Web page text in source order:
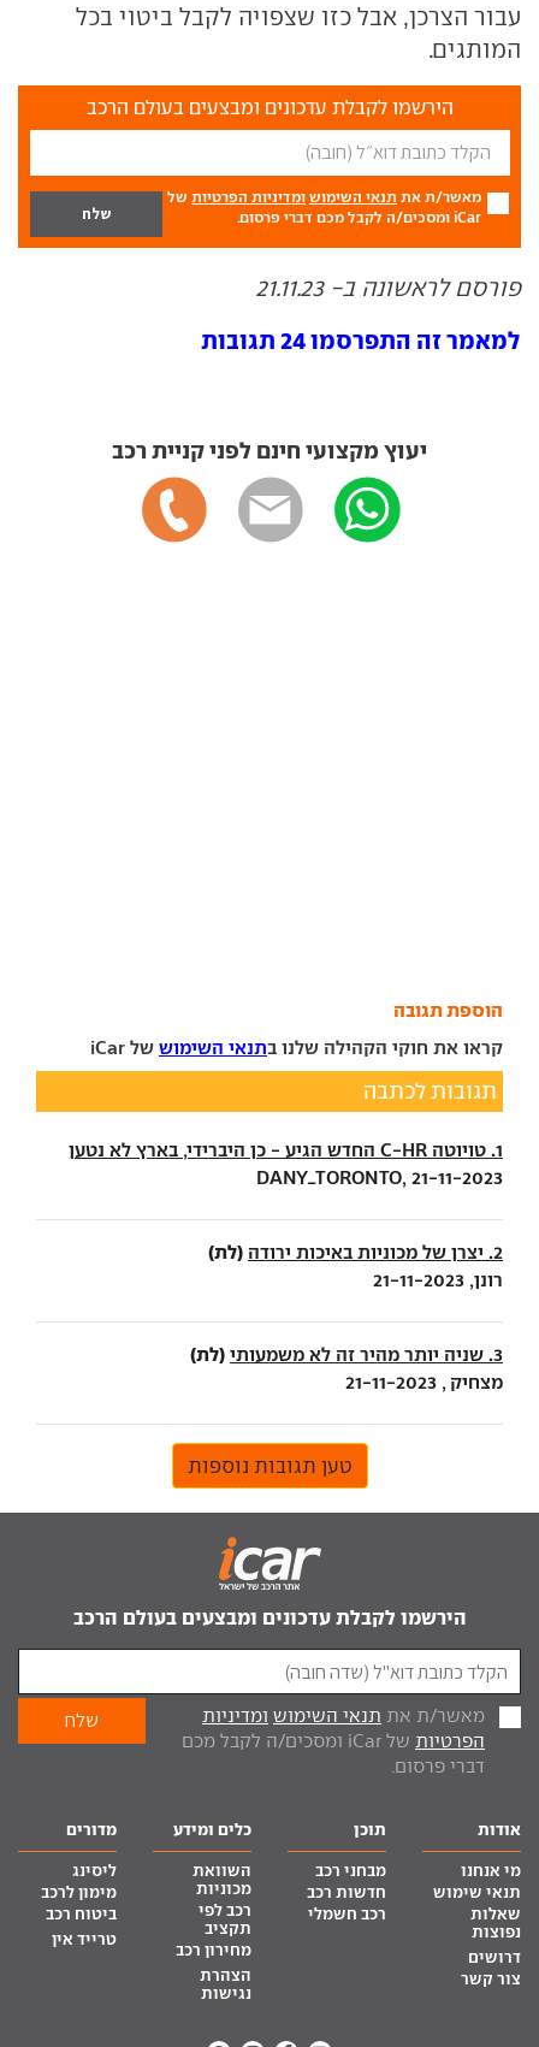
עבור הצרכן, אבל כזו שצפויה לקבל ביטוי בכל
המותגים.
הירשמו לקבלת עדכונים ומבצעים בעולם הרכב
מאשר/ת את תנאי השימוש ומדיניות הפרטיות של
iCar ומסכים/ה לקבל מכם דברי פרסום.
פורסם לראשונה ב- 21.11.23
למאמר זה התפרסמו 24 תגובות
יעוץ מקצועי חינם לפני קניית רכב
הוספת תגובה
קראו את חוקי הקהילה שלנו בתנאי השימוש של iCar
תגובות לכתבה
1. טויוטה C-HR החדש הגיע - כן היברידי, בארץ לא נטען
DANY_TORONTO, 21-11-2023
2. יצרן של מכוניות באיכות ירודה (לת)
רונן, 21-11-2023
3. שניה יותר מהיר זה לא משמעותי (לת)
מצחיק , 21-11-2023
טען תגובות נוספות
הירשמו לקבלת עדכונים ומבצעים בעולם הרכב
מאשר/ת את תנאי השימוש ומדיניות
הפרטיות
של iCar ומסכים/ה לקבל מכם
דברי פרסום.
אודות
מי אנחנו
תנאי שימוש
שאלות
נפוצות
דרושים
צור קשר
תוכן
מבחני רכב
חדשות רכב
רכב חשמלי
כלים ומידע
השוואת
מכוניות
רכב לפי
תקציב
מחירון רכב
הצהרת
נגישות
מדורים
ליסינג
מימון לרכב
ביטוח רכב
טרייד אין